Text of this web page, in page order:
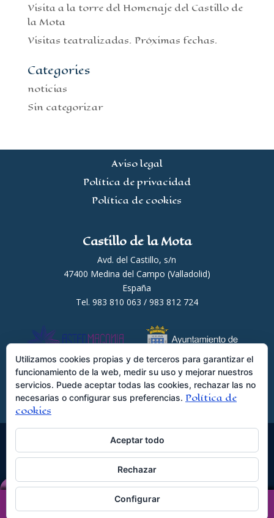
Visita a la torre del Homenaje del Castillo de
la Mota
Visitas teatralizadas. Próximas fechas.
Categories
noticias
Sin categorizar
Aviso legal
Política de privacidad
Política de cookies
Castillo de la Mota
Avd. del Castillo, s/n
47400 Medina del Campo (Valladolid)
España
Tel. 983 810 063 / 983 812 724
© Astermagonia S.L.L ·
www.astermagonia.com
Utilizamos cookies propias y de terceros para garantizar el
funcionamiento de la web, medir su uso y mejorar nuestros
servicios. Puede aceptar todas las cookies, rechazar las no
necesarias o configurar sus preferencias. Política de
cookies
Aceptar todo
Rechazar
Configurar
Comprar Entradas